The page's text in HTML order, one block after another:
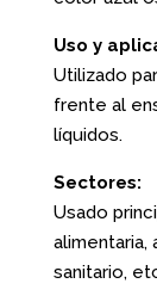
Uso y
Utilizado
frente al
líquidos.
Sectores:
Usado
alimentaria,
sanitario,